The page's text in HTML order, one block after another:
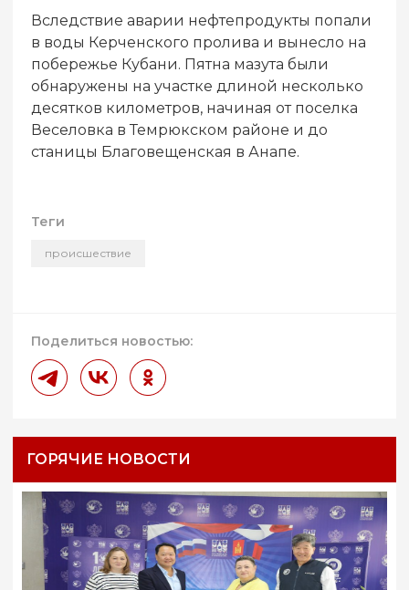
Вследствие аварии нефтепродукты попали
в воды Керченского пролива и вынесло на
побережье Кубани. Пятна мазута были
обнаружены на участке длиной несколько
десятков километров, начиная от поселка
Веселовка в Темрюкском районе и до
станицы Благовещенская в Анапе.
Теги
происшествие
Поделиться новостью:
ГОРЯЧИЕ НОВОСТИ